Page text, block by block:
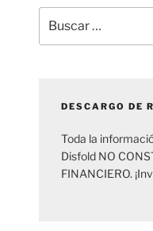
por:
DESCARGO DE
Toda la
Disfold NO
FINANCIERO.